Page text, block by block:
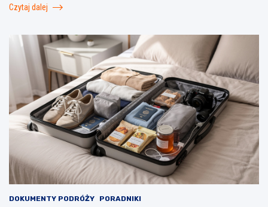
Czytaj dalej
DOKUMENTY PODRÓŻY PORADNIKI